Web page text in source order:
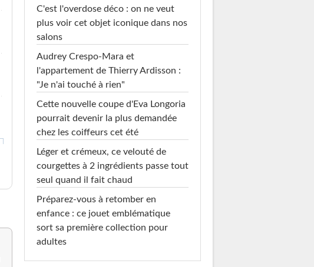
C'est l'overdose déco : on ne veut
plus voir cet objet iconique dans nos
salons
Audrey Crespo-Mara et
l'appartement de Thierry Ardisson :
"Je n'ai touché à rien"
Cette nouvelle coupe d'Eva Longoria
pourrait devenir la plus demandée
chez les coiffeurs cet été
Léger et crémeux, ce velouté de
courgettes à 2 ingrédients passe tout
seul quand il fait chaud
Préparez-vous à retomber en
enfance : ce jouet emblématique
sort sa première collection pour
adultes